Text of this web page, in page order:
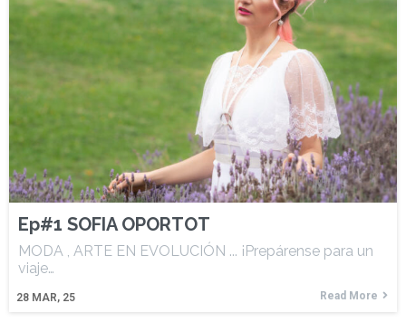
Ep#1 SOFIA OPORTOT
28 MAR, 25
MODA , ARTE EN EVOLUCIÓN ... ¡Prepárense para un
viaje…
Read More